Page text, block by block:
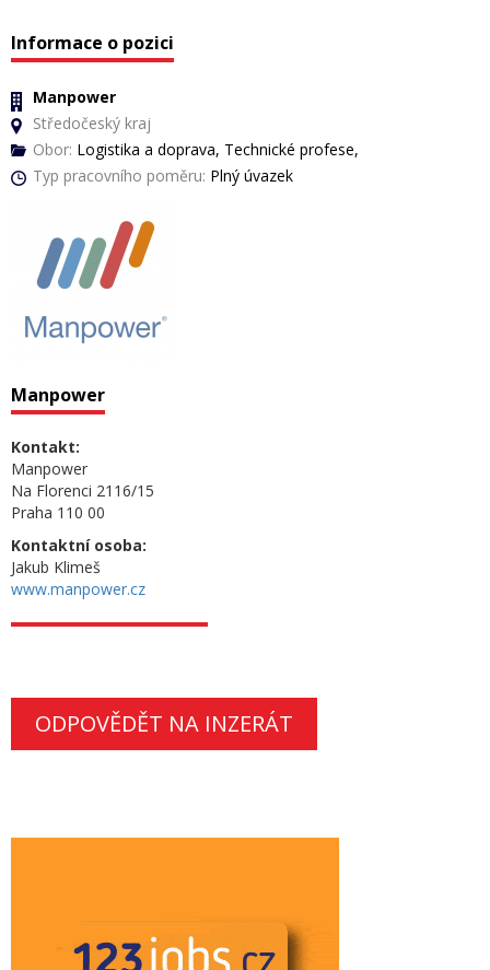
Informace o pozici
Manpower
Středočeský kraj
Obor: Logistika a doprava, Technické profese,
Typ pracovního poměru: Plný úvazek
Manpower
Kontakt:
Manpower
Na Florenci 2116/15
Praha 110 00
Kontaktní osoba:
Jakub Klimeš
www.manpower.cz
ODPOVĚDĚT NA INZERÁT